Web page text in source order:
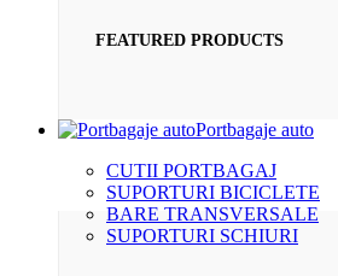
FEATURED PRODUCTS
Portbagaje auto
CUTII PORTBAGAJ
SUPORTURI BICICLETE
BARE TRANSVERSALE
SUPORTURI SCHIURI